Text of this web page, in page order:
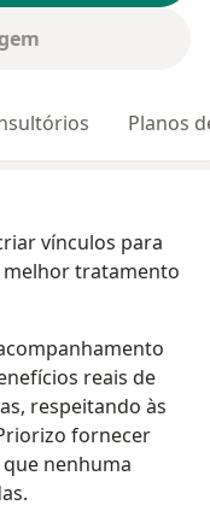
Planos
vínculos para
tratamento
reais de
respeitando às
fornecer
nenhuma